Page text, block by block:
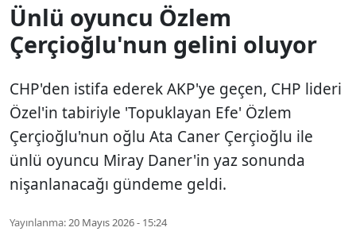
Ünlü oyuncu Özlem
Çerçioğlu'nun gelini oluyor
CHP'den istifa ederek AKP'ye geçen, CHP lideri
Özel'in tabiriyle 'Topuklayan Efe' Özlem
Çerçioğlu'nun oğlu Ata Caner Çerçioğlu ile
ünlü oyuncu Miray Daner'in yaz sonunda
nişanlanacağı gündeme geldi.
Yayınlanma:20 Mayıs 2026 - 15:24